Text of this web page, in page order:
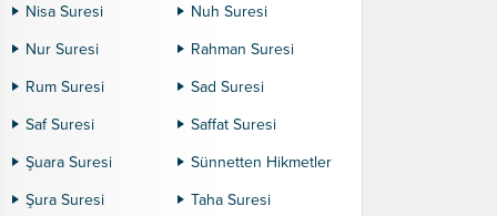
Nisa Suresi
Nuh Suresi
Nur Suresi
Rahman Suresi
Rum Suresi
Sad Suresi
Saf Suresi
Saffat Suresi
Şuara Suresi
Sünnetten Hikmetler
Şura Suresi
Taha Suresi